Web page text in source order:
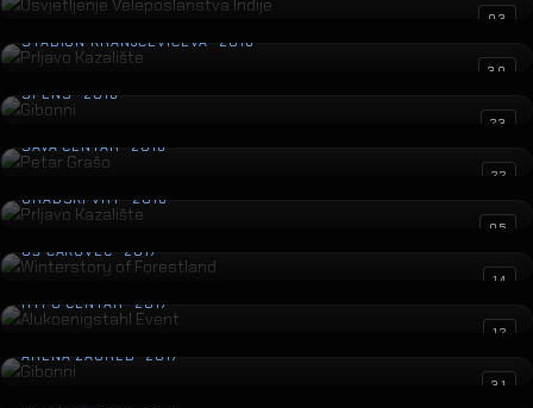
03
Prljavo Kazalište
STADION KRANJČEVIĆEVA · 2018
30
Gibonni
SPENS · 2018
23
Petar Grašo
SAVA CENTAR · 2018
22
Prljavo Kazalište
GRADSKI VRT · 2018
05
Winterstory of Forestland
GŠ ČAKOVEC · 2017
14
Alukoenigstahl Event
HYPO CENTAR · 2017
12
Gibonni
ARENA ZAGREB · 2017
31
Petar Grašo